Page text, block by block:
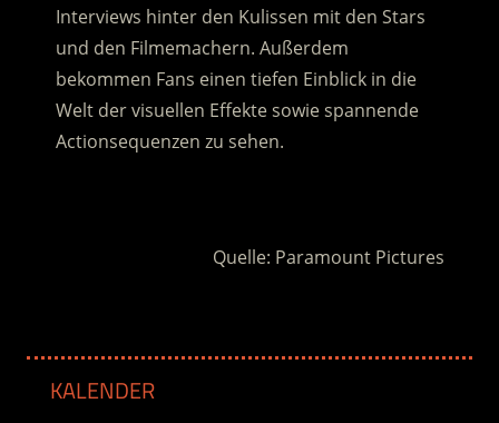
Interviews hinter den Kulissen mit den Stars
und den Filmemachern. Außerdem
bekommen Fans einen tiefen Einblick in die
Welt der visuellen Effekte sowie spannende
Actionsequenzen zu sehen.
Quelle: Paramount Pictures
KALENDER